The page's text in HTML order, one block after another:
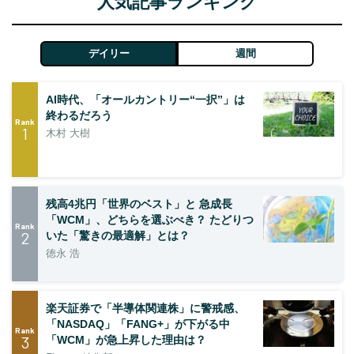
デイリー 週間
Rank
1
AI時代、「オールカントリー“一択”」は
終わるだろう
木村 大樹
Rank
2
残高4兆円「世界のベスト」と 急成長
「WCM」、どちらを選ぶべき？ たどりつ
いた「驚きの最適解」とは？
徳永 浩
Rank
3
楽天証券で「半導体関連株」に警戒感、
「NASDAQ」「FANG+」が下がる中
「WCM」が急上昇した理由は？